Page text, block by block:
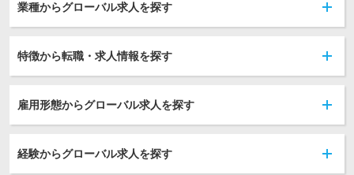
業種からグローバル求人を探す
特徴から転職・求人情報を探す
雇用形態からグローバル求人を探す
経験からグローバル求人を探す